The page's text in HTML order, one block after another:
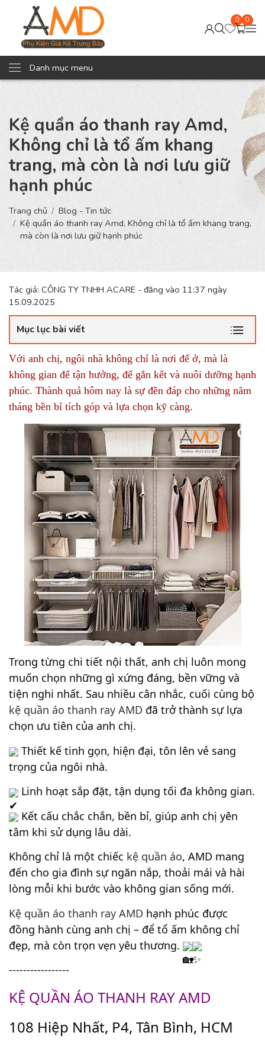
0 0
Danh mục menu
Kệ quần áo thanh ray Amd,
Không chỉ là tổ ấm khang
trang, mà còn là nơi lưu giữ
hạnh phúc
Trang chủ
Blog - Tin tức
Kệ quần áo thanh ray Amd, Không chỉ là tổ ấm khang trang,
mà còn là nơi lưu giữ hạnh phúc
Tác giả: CÔNG TY TNHH ACARE - đăng vào 11:37 ngày
15.09.2025
Mục lục bài viết
Với anh chị, ngôi nhà không chỉ là nơi để ở, mà là
không gian để tận hưởng, để gắn kết và nuôi dưỡng hạnh
phúc. Thành quả hôm nay là sự đền đáp cho những năm
tháng bền bỉ tích góp và lựa chọn kỹ càng.
Trong từng chi tiết nội thất, anh chị luôn mong
muốn chọn những gì xứng đáng, bền vững và
kệ quần áo thanh ray AMD đã trở thành sự lựa
chọn ưu tiên của anh chị.
Thiết kế tinh gọn, hiện đại, tôn lên vẻ sang
trọng của ngôi nhà.
Linh hoạt sắp đặt, tận dụng tối đa không gian.
Kết cấu chắc chắn, bền bỉ, giúp anh chị yên
tâm khi sử dụng lâu dài.
Không chỉ là một chiếc kệ quần áo, AMD mang
đến cho gia đình sự ngăn nắp, thoải mái và hài
lòng mỗi khi bước vào không gian sống mới.
Kệ quần áo thanh ray AMD hạnh phúc được
đồng hành cùng anh chị – để tổ ấm không chỉ
đẹp, mà còn trọn vẹn yêu thương.
-----------------
KỆ QUẦN ÁO THANH RAY AMD
108 Hiệp Nhất, P4, Tân Bình, HCM